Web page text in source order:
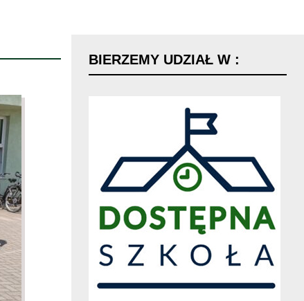
BIERZEMY UDZIAŁ W :